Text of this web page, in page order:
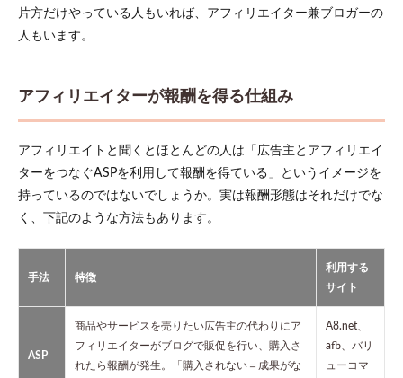
リッ
エイ
ター
メリ
ット
4
アフ
エイ
に向
いる
5
片方だけやっている人もいれば、アフィリエイター兼ブロガーの
人もいます。
アフィリエイターが報酬を得る仕組み
アフィリエイトと聞くとほとんどの人は「広告主とアフィリエイ
ターをつなぐASPを利用して報酬を得ている」というイメージを
持っているのではないでしょうか。実は報酬形態はそれだけでな
く、下記のような方法もあります。
手法 特徴
利用する
サイト
ASP
商品やサービスを売りたい広告主の代わりにア
フィリエイターがブログで販促を行い、購入さ
れたら報酬が発生。「購入されない＝成果がな
A8.net、
afb、バリ
ューコマ